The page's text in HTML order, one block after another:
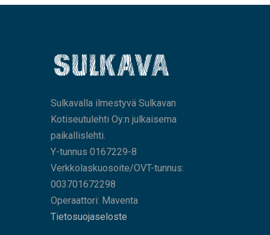
Sulkavalla ilmestyvä Sulkavan
Kotiseutulehti Oy:n julkaisema
paikallislehti.
Y-tunnus 0167229-8
Verkkolaskuosoite/OVT-tunnus:
003701672298
Operaattori: Maventa
Tietosuojaseloste